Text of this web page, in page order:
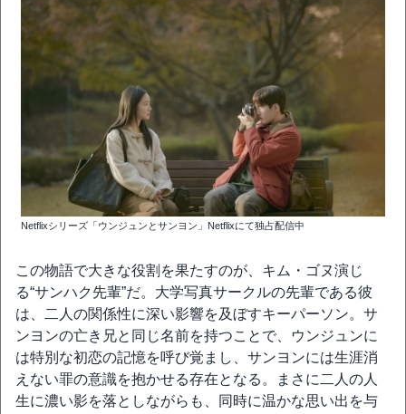
Netflixシリーズ「ウンジュンとサンヨン」Netflixにて独占配信中
この物語で大きな役割を果たすのが、キム・ゴヌ演じ
る“サンハク先輩”だ。大学写真サークルの先輩である彼
は、二人の関係性に深い影響を及ぼすキーパーソン。サ
ンヨンの亡き兄と同じ名前を持つことで、ウンジュンに
は特別な初恋の記憶を呼び覚まし、サンヨンには生涯消
えない罪の意識を抱かせる存在となる。まさに二人の人
生に濃い影を落としながらも、同時に温かな思い出を与